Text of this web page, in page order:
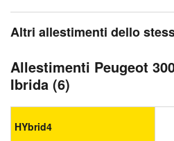
Altri allestimenti dello
Allestimenti Peugeot
Ibrida (6)
HYbrid4